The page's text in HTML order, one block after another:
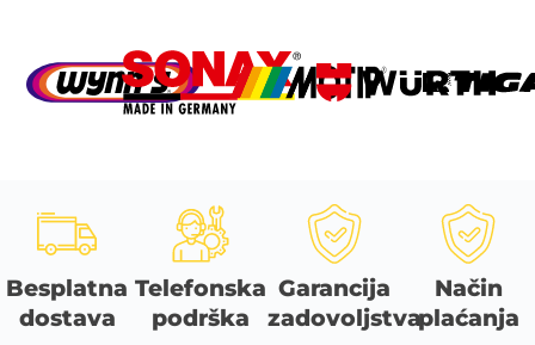
Besplatna
dostava
Telefonska
podrška
Garancija
zadovoljstva
Način
plaćanja